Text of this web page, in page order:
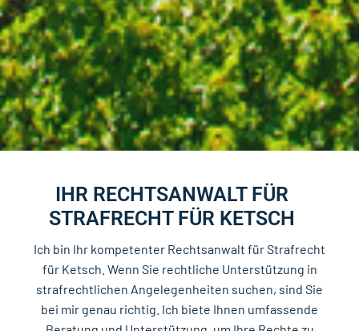
IHR RECHTSANWALT FÜR
STRAFRECHT FÜR KETSCH
Ich bin Ihr kompetenter Rechtsanwalt für Strafrecht
für Ketsch. Wenn Sie rechtliche Unterstützung in
strafrechtlichen Angelegenheiten suchen, sind Sie
bei mir genau richtig. Ich biete Ihnen umfassende